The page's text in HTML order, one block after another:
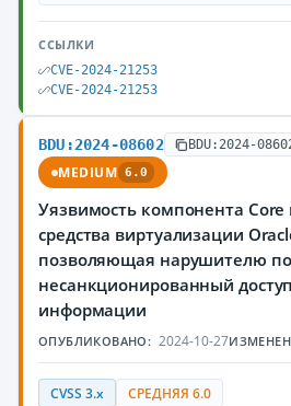
ССЫЛКИ
CVE-2024-21253
CVE-2024-21253
BDU:2024-08602 BDU:2024-
MEDIUM 6.0
Уязвимость компонента
средства виртуализации
позволяющая нарушителю
несанкционированный
информации
ОПУБЛИКОВАНО: 2024-10-27
CVSS 3.x СРЕДНЯЯ 6.0